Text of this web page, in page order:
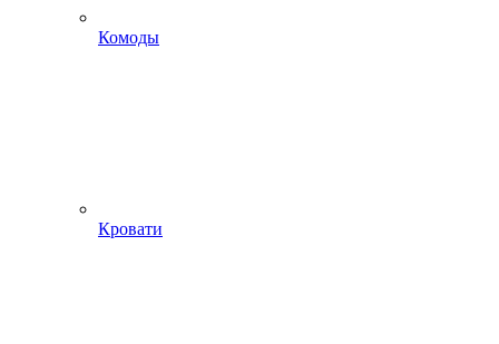
Комоды
Кровати